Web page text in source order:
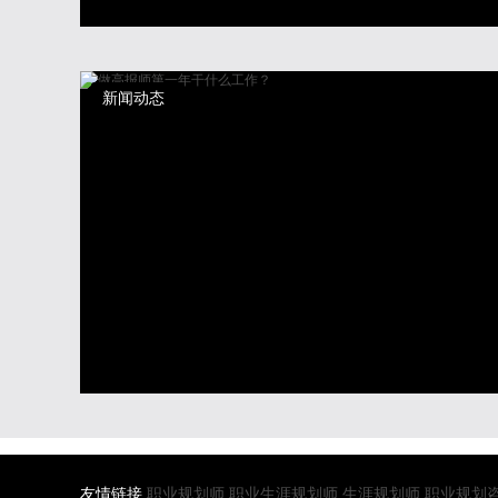
新闻动态
友情链接 职业规划师 职业生涯规划师 生涯规划师 职业规划